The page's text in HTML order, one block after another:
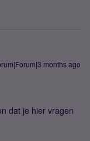
months ago
dat je hier vragen